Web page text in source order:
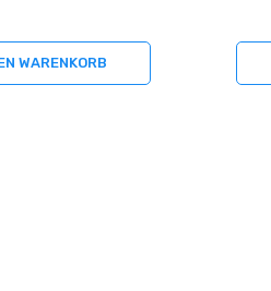
WARENKORB